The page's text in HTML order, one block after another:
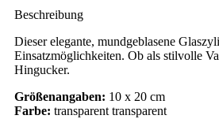
Beschreibung
Dieser elegante, mundgeblasene
Einsatzmöglichkeiten. Ob als stilvolle
Hingucker.
Größenangaben: 10 x 20 cm
Farbe: transparent transparent